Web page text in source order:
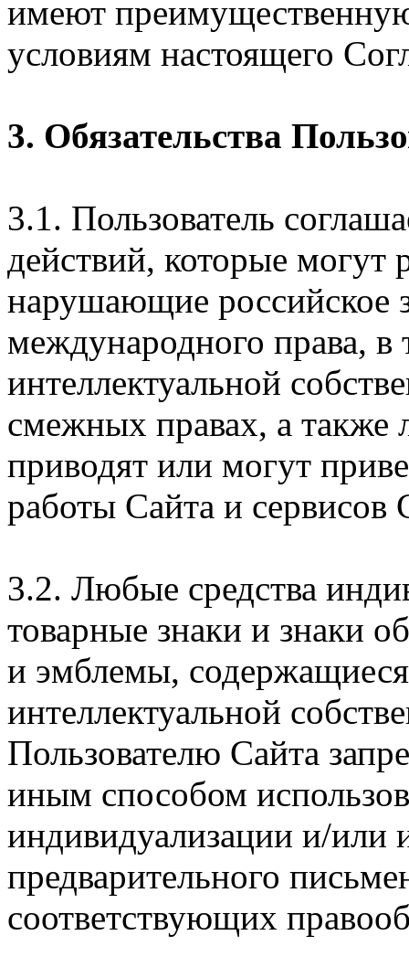
имеют
условиям настоящего
3. Обязательства
3.1. Пользователь
действий, которые могут
нарушающие российское
международного права, в
интеллектуальной
смежных правах, а также
приводят или могут
работы Сайта и сервисов
3.2. Любые средства
товарные знаки и знаки
и эмблемы,
интеллектуальной
Пользователю Сайта
иным способом
индивидуализации и/или
предварительного
соответствующих